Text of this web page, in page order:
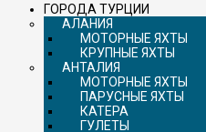
ГОРОДА ТУРЦИИ
АЛАНИЯ
МОТОРНЫЕ ЯХТЫ
КРУПНЫЕ ЯХТЫ
АНТАЛИЯ
МОТОРНЫЕ ЯХТЫ
ПАРУСНЫЕ ЯХТЫ
КАТЕРА
ГУЛЕТЫ